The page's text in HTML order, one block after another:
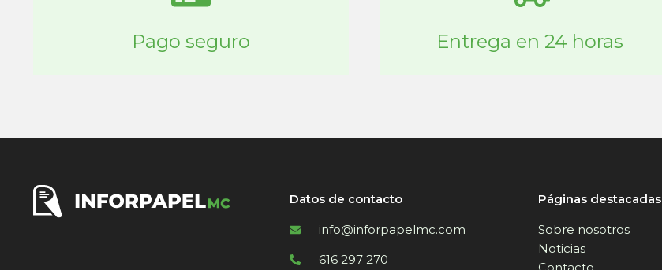
Pago seguro Entrega en 24 horas
Datos de contacto
info@inforpapelmc.com
616 297 270
Páginas destacadas
Sobre nosotros
Noticias